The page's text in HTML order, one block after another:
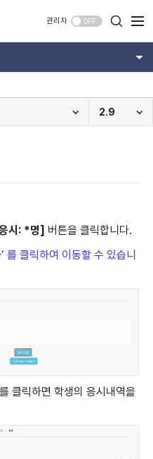
관리자 OFF
2.9
시: *명] 버튼을 클릭합니다.
를 클릭하여 이동할 수 있습니
클릭하면 학생의 응시내역을